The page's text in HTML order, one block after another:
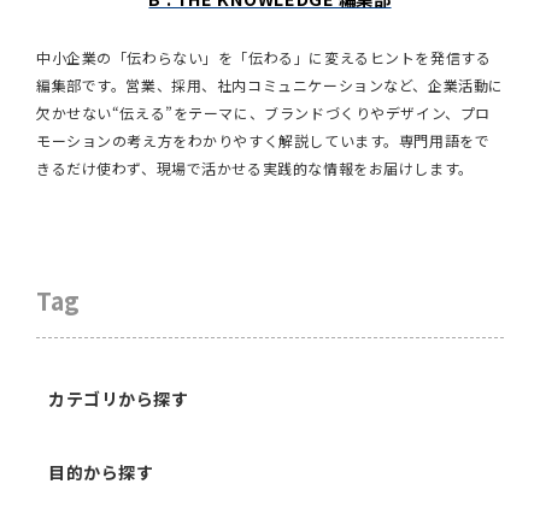
中小企業の「伝わらない」を「伝わる」に変えるヒントを発信する
編集部です。営業、採用、社内コミュニケーションなど、企業活動に
欠かせない“伝える”をテーマに、ブランドづくりやデザイン、プロ
モーションの考え方をわかりやすく解説しています。専門用語をで
きるだけ使わず、現場で活かせる実践的な情報をお届けします。
Tag
カテゴリから探す
目的から探す